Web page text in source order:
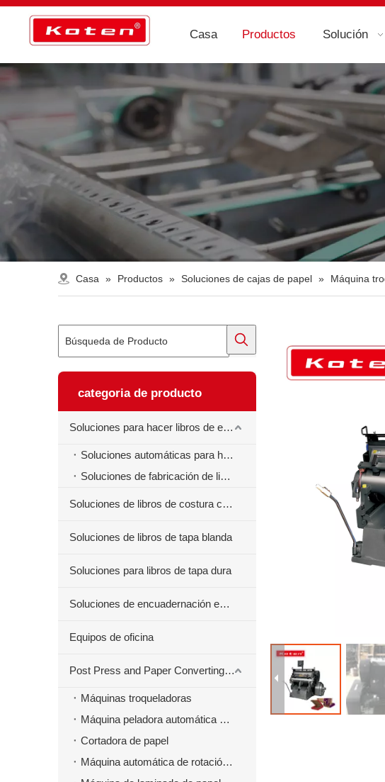
Casa Productos Solución
Casa » Productos » Soluciones de cajas de papel » Máquina
categoria de producto
Soluciones para hacer libros de ejercicios
Soluciones automáticas para hacer libros de ejercicios
Soluciones de fabricación de libros de ejercicios semiautomáticos
Soluciones de libros de costura centrales
Soluciones de libros de tapa blanda
Soluciones para libros de tapa dura
Soluciones de encuadernación en espiral para libros
Equipos de oficina
Post Press and Paper Converting Máquinas
Máquinas troqueladoras
Máquina peladora automática para material troquelado
Cortadora de papel
Máquina automática de rotación de papel